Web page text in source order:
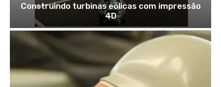
Construindo turbinas eólicas com impressão
4D